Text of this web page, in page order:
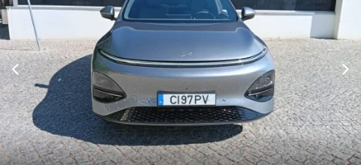
Stock
CARREGAR MAIS